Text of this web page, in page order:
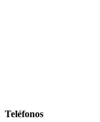
Teléfonos